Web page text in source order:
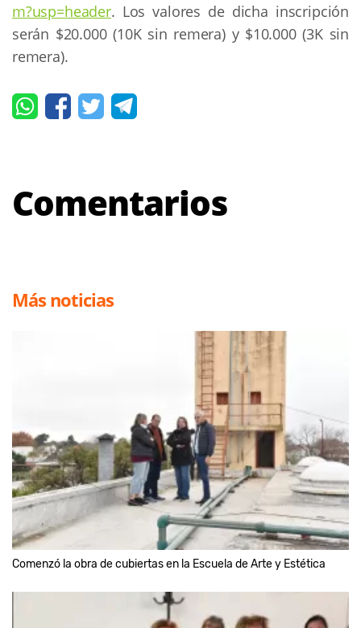
m?usp=header. Los valores de dicha inscripción
serán $20.000 (10K sin remera) y $10.000 (3K sin
remera).
Comentarios
Más noticias
Comenzó la obra de cubiertas en la Escuela de Arte y Estética